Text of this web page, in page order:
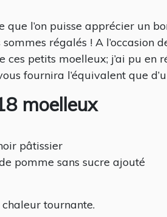
que l’on puisse apprécier un
régalés ! A
ces petits moelleux; j’ai pu
fournira l’équivalent que
moelleux
pâtissier
pomme sans sucre ajouté
tournante.